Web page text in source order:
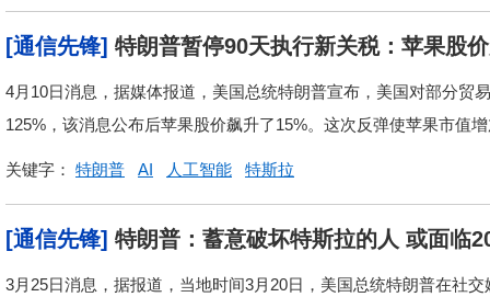
[通信先锋] 特朗普暂停90天执行新关税：苹果股
4月10日消息，据媒体报道，美国总统特朗普宣布，美国对部分贸
125%，该消息公布后苹果股价飙升了15%。这次反弹使苹果市值
关键字： 特朗普 AI 人工智能 特斯拉
[通信先锋] 特朗普：蓄意破坏特斯拉的人 或面临
3月25日消息，据报道，当地时间3月20日，美国总统特朗普在社